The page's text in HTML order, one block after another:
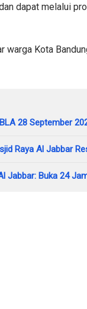
dapat melalui
warga Kota
28 September
Raya Al Jabbar
Jabbar: Buka 24